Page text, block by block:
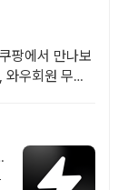
팡에서 만나보
우회원 무료